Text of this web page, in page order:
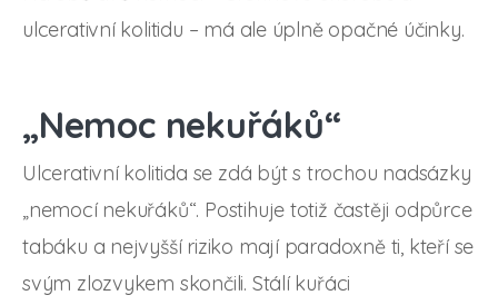
ulcerativní kolitidu – má ale úplně opačné účinky.
„Nemoc nekuřáků“
Ulcerativní kolitida se zdá být s trochou nadsázky
„nemocí nekuřáků“. Postihuje totiž častěji odpůrce
tabáku a nejvyšší riziko mají paradoxně ti, kteří se
svým zlozvykem skončili. Stálí kuřáci